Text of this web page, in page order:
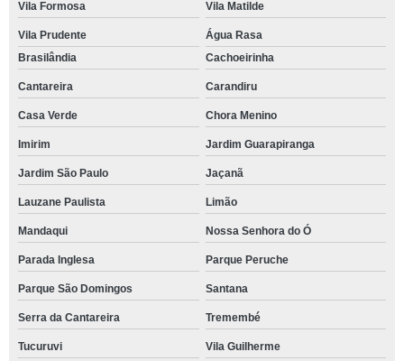
Vila Formosa Vila Matilde
Vila Prudente
Água Rasa
Brasilândia
Cachoeirinha
Cantareira Carandiru
Casa Verde Chora Menino
Imirim Jardim Guarapiranga
Jardim São Paulo Jaçanã
Lauzane Paulista Limão
Mandaqui Nossa Senhora do Ó
Parada Inglesa Parque Peruche
Parque São Domingos Santana
Serra da Cantareira Tremembé
Tucuruvi Vila Guilherme